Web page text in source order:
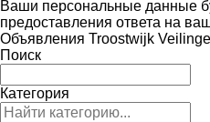
Ваши персональные данные
предоставления ответа на
Объявления Troostwijk
Поиск
Категория